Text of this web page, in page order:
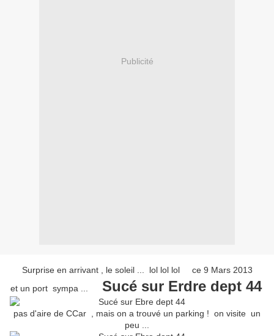
Publicité
Surprise en arrivant , le soleil ... lol lol lol ce 9 Mars 2013
et un port sympa ...
Sucé sur Erdre dept 44
pas d'aire de CCar , mais on a trouvé un parking ! on visite un
peu ...